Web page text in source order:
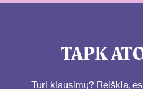
TAPK
Turi klausimų? Reiškia,